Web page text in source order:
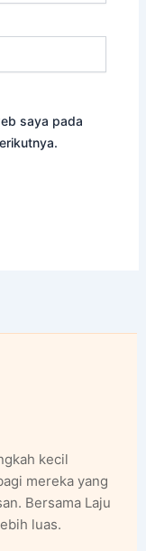
saya pada
kecil
mereka yang
Bersama Laju
luas.